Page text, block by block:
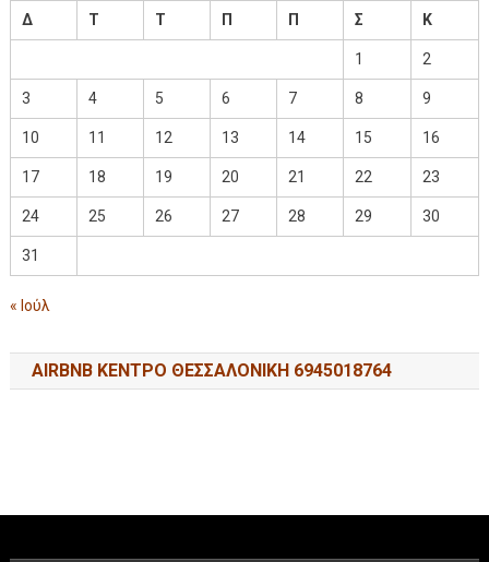
Δ
Τ Τ Π Π Σ Κ
1 2
3 4 5 6 7 8 9
10 11 12 13 14 15 16
17 18 19 20 21 22 23
24 25 26 27 28 29 30
31
« Ιούλ
AIRBNB ΚΕΝΤΡΟ ΘΕΣΣΑΛΟΝΙΚΗ 6945018764